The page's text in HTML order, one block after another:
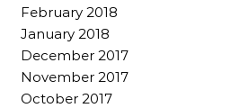
February 2018
January 2018
December 2017
November 2017
October 2017